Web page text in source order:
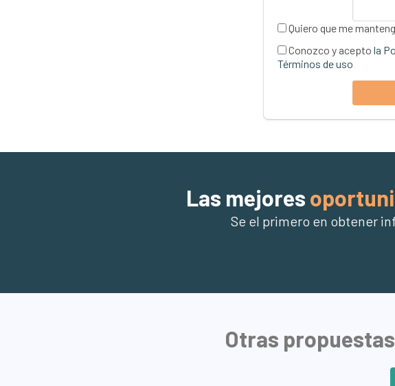
Quiero que me
Conozco y acepto la
Términos de uso
Las mejores
Se el primero en obtener
Otras